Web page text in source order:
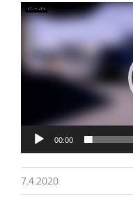
Videotoistin
00:00
7.4.2020